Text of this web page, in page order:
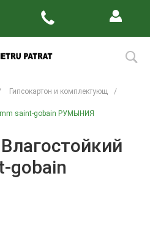
Гипсокартон и комплектующ
/
mm saint-gobain РУМЫНИЯ
gobain